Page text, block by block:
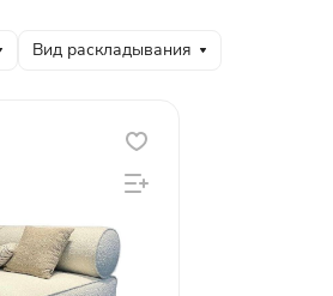
Вид раскладывания